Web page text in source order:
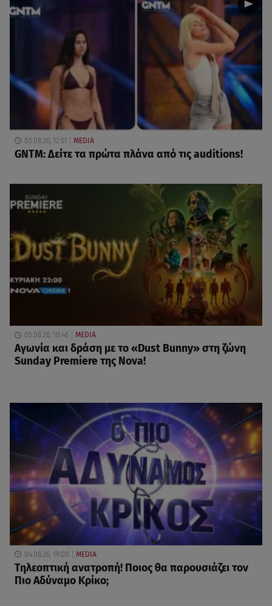
05.08.26, 12:51 MEDIA
GNTM: Δείτε τα πρώτα πλάνα από τις auditions!
05.08.26, 10:46 MEDIA
Αγωνία και δράση με το «Dust Bunny» στη ζώνη
Sunday Premiere της Nova!
04.08.26, 19:00 MEDIA
Τηλεοπτική ανατροπή! Ποιος θα παρουσιάζει τον
Πιο Αδύναμο Κρίκο;